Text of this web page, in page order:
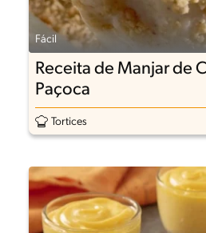
Fácil
Receita de Manjar de
Paçoca
Tortices